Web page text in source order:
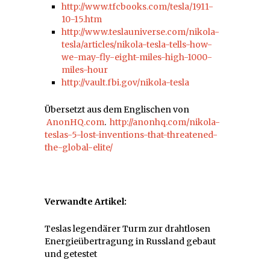
http://www.tfcbooks.com/tesla/1911-
10-15.htm
http://www.teslauniverse.com/nikola-
tesla/articles/nikola-tesla-tells-how-
we-may-fly-eight-miles-high-1000-
miles-hour
http://vault.fbi.gov/nikola-tesla
Übersetzt aus dem Englischen von
AnonHQ.com. http://anonhq.com/nikola-
teslas-5-lost-inventions-that-threatened-
the-global-elite/
Verwandte Artikel:
Teslas legendärer Turm zur drahtlosen
Energieübertragung in Russland gebaut
und getestet